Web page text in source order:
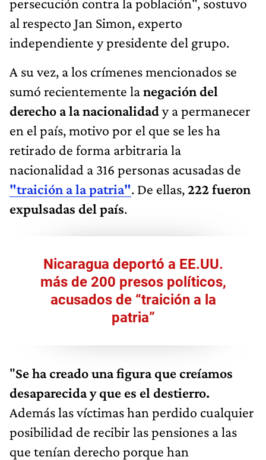
al respecto Jan Simon, experto
independiente y presidente del grupo.
A su vez, a los crímenes mencionados se
sumó recientemente lanegación del
derecho a la nacionalidady a permanecer
en el país, motivo por el que se les ha
retirado de forma arbitraria la
nacionalidad a 316 personas acusadas de
"traición a la patria". De ellas,222 fueron
expulsadas del país.
Nicaragua deportó a EE.UU.
más de 200 presos políticos,
acusados de “traición a la
patria”
"Se ha creado una figura que creíamos
desaparecida y que es el destierro.
Además las víctimas han perdido cualquier
posibilidad de recibir las pensiones a las
que tenían derecho porque han